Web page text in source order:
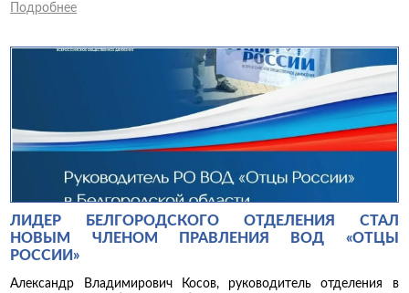
Подробнее
ЛИДЕР БЕЛГОРОДСКОГО ОТДЕЛЕНИЯ СТАЛ
НОВЫМ ЧЛЕНОМ ПРАВЛЕНИЯ ВОД «ОТЦЫ
РОССИИ»
Александр Владимирович Косов, руководитель отделения в